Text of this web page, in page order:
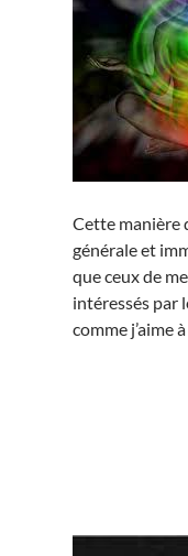
Cette manière
générale et
que ceux de
intéressés par
comme j’aime